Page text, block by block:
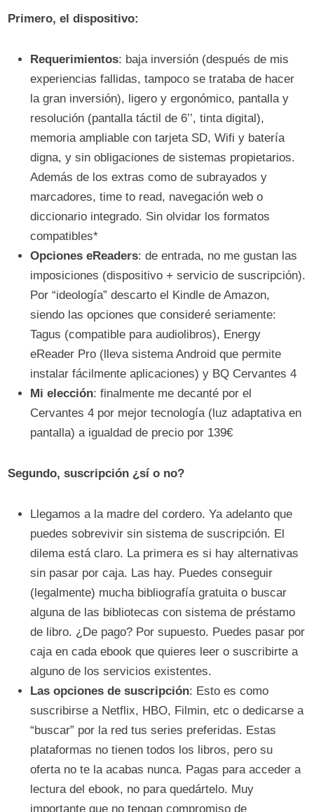
Primero, el dispositivo:
Requerimientos: baja inversión (después de mis
experiencias fallidas, tampoco se trataba de hacer
la gran inversión), ligero y ergonómico, pantalla y
resolución (pantalla táctil de 6’’, tinta digital),
memoria ampliable con tarjeta SD, Wifi y batería
digna, y sin obligaciones de sistemas propietarios.
Además de los extras como de subrayados y
marcadores, time to read, navegación web o
diccionario integrado. Sin olvidar los formatos
compatibles*
Opciones eReaders: de entrada, no me gustan las
imposiciones (dispositivo + servicio de suscripción).
Por “ideología” descarto el Kindle de Amazon,
siendo las opciones que consideré seriamente:
Tagus (compatible para audiolibros), Energy
eReader Pro (lleva sistema Android que permite
instalar fácilmente aplicaciones) y BQ Cervantes 4
Mi elección: finalmente me decanté por el
Cervantes 4 por mejor tecnología (luz adaptativa en
pantalla) a igualdad de precio por 139€
Segundo, suscripción ¿sí o no?
Llegamos a la madre del cordero. Ya adelanto que
puedes sobrevivir sin sistema de suscripción. El
dilema está claro. La primera es si hay alternativas
sin pasar por caja. Las hay. Puedes conseguir
(legalmente) mucha bibliografía gratuita o buscar
alguna de las bibliotecas con sistema de préstamo
de libro. ¿De pago? Por supuesto. Puedes pasar por
caja en cada ebook que quieres leer o suscribirte a
alguno de los servicios existentes.
Las opciones de suscripción: Esto es como
suscribirse a Netflix, HBO, Filmin, etc o dedicarse a
“buscar” por la red tus series preferidas. Estas
plataformas no tienen todos los libros, pero su
oferta no te la acabas nunca. Pagas para acceder a
lectura del ebook, no para quedártelo. Muy
importante que no tengan compromiso de